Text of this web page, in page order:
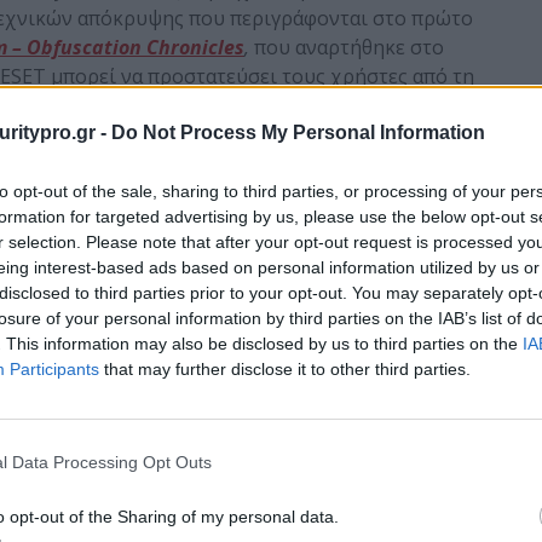
- Do Not Process My Personal Information
opt-out of the sale, sharing to third parties, or processing of your
for targeted advertising by us, please use the below opt-out
selection. Please note that after your opt-out request is processed
interest-based ads based on personal information utilized by us
to third parties prior to your opt-out. You may separately
of your personal information by third parties on the IAB’s list of
This information may also be disclosed by us to third parties on the
Participants that may further disclose it to other third parties.
Data Processing Opt Outs
opt-out of the Sharing of my personal data.
απόκρυψης που περιγράφονται στο πρώτο
– Obfuscation Chronicles, που αναρτήθηκε στο
μπορεί να προστατεύσει τους χρήστες από τη
είναι πλέον πιο προστατευμένοι από τα
Scanner. Η συγκεκριμένη λειτουργία δρα
malware που δεν έχει εντοπιστεί από άλλες
στην προστασία κυρίως από κακόβουλο
του εντοπισμού με τη χρήση διαφόρων
, γνωρίζαμε μόνο ένα φορέα μόλυνσης: τα
ότι υπάρχει τουλάχιστον ακόμη ένας
χρήστες του
κακόβουλαdownload, φτάσαμε στο συμπέρασμα ότι το
όσο πιο ψηλά γίνεται στα αποτελέσματα
λέξεις-κλειδιά,» προσθέτει ο Boutin.